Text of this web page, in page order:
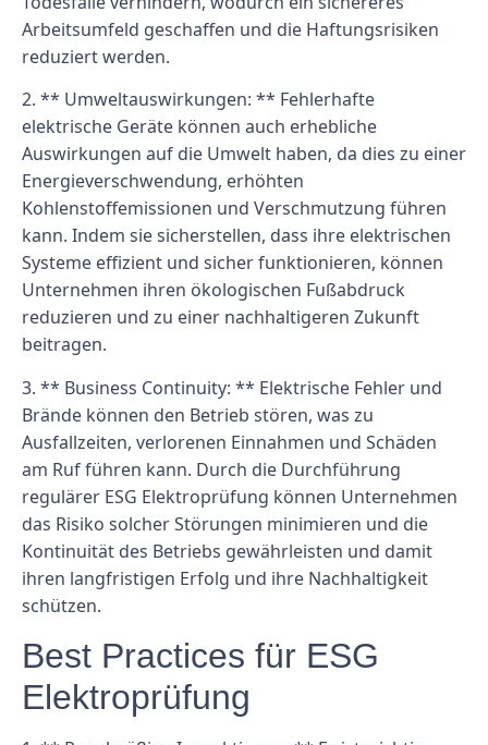
Arbeitsumfeld geschaffen und die Haftungsrisiken
reduziert werden.
2. ** Umweltauswirkungen: ** Fehlerhafte
elektrische Geräte können auch erhebliche
Auswirkungen auf die Umwelt haben, da dies zu einer
Energieverschwendung, erhöhten
Kohlenstoffemissionen und Verschmutzung führen
kann. Indem sie sicherstellen, dass ihre elektrischen
Systeme effizient und sicher funktionieren, können
Unternehmen ihren ökologischen Fußabdruck
reduzieren und zu einer nachhaltigeren Zukunft
beitragen.
3. ** Business Continuity: ** Elektrische Fehler und
Brände können den Betrieb stören, was zu
Ausfallzeiten, verlorenen Einnahmen und Schäden
am Ruf führen kann. Durch die Durchführung
regulärer ESG Elektroprüfung können Unternehmen
das Risiko solcher Störungen minimieren und die
Kontinuität des Betriebs gewährleisten und damit
ihren langfristigen Erfolg und ihre Nachhaltigkeit
schützen.
Best Practices für ESG
Elektroprüfung